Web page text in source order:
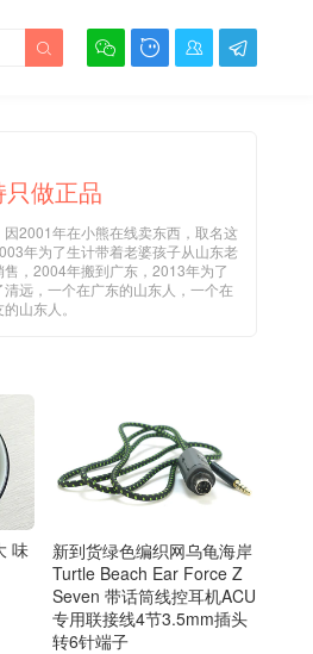
   

做正品
2001年在小熊在线卖东西，取名这
年为了生计带着老婆孩子从山东老
，2004年搬到广东，2013年为了
远，一个在广东的山东人，一个在
山东人。
味
新到货绿色编织网乌龟海岸
Turtle Beach Ear Force Z
Seven 带话筒线控耳机ACU
专用联接线4节3.5mm插头
转6针端子